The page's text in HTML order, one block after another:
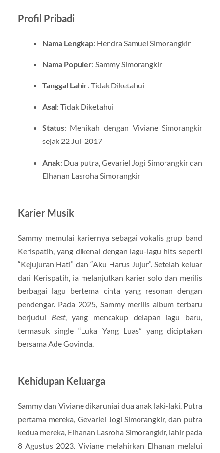
Profil Pribadi
Nama Lengkap: Hendra Samuel Simorangkir
Nama Populer: Sammy Simorangkir
Tanggal Lahir: Tidak Diketahui
Asal: Tidak Diketahui
Status: Menikah dengan Viviane Simorangkir
sejak 22 Juli 2017
Anak: Dua putra, Gevariel Jogi Simorangkir dan
Elhanan Lasroha Simorangkir
Karier Musik
Sammy memulai kariernya sebagai vokalis grup band
Kerispatih, yang dikenal dengan lagu-lagu hits seperti
“Kejujuran Hati” dan “Aku Harus Jujur”. Setelah keluar
dari Kerispatih, ia melanjutkan karier solo dan merilis
berbagai lagu bertema cinta yang resonan dengan
pendengar. Pada 2025, Sammy merilis album terbaru
berjudul Best, yang mencakup delapan lagu baru,
termasuk single “Luka Yang Luas” yang diciptakan
bersama Ade Govinda.
Kehidupan Keluarga
Sammy dan Viviane dikaruniai dua anak laki-laki. Putra
pertama mereka, Gevariel Jogi Simorangkir, dan putra
kedua mereka, Elhanan Lasroha Simorangkir, lahir pada
8 Agustus 2023. Viviane melahirkan Elhanan melalui